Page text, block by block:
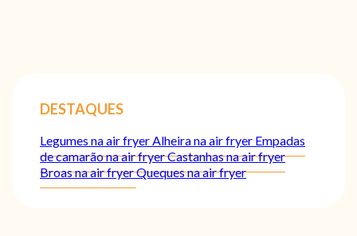
DESTAQUES
Legumes na air fryerAlheira na air fryer Empadas
de camarão na air fryerCastanhas na air fryer
Broas na air fryerQueques na air fryer